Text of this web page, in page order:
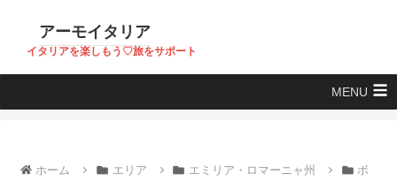
アーモイタリア
イタリアを楽しもう♡旅をサポート
MENU
ホーム エリア エミリア・ロマーニャ州
ボ